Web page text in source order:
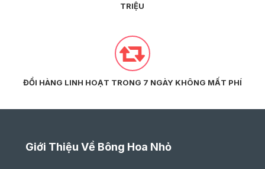
TRIỆU
ĐỔI HÀNG LINH HOẠT TRONG 7 NGÀY KHÔNG MẤT PHÍ
Giới Thiệu Về Bông Hoa Nhỏ